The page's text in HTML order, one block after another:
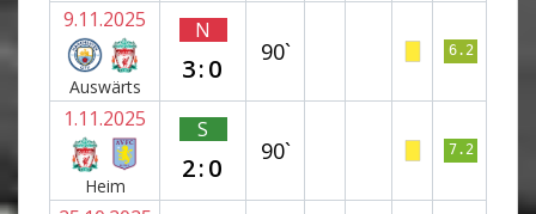
9.11.2025
Auswärts
N
3:0
90` 6.2
1.11.2025
Heim
S
2:0
90` 7.2